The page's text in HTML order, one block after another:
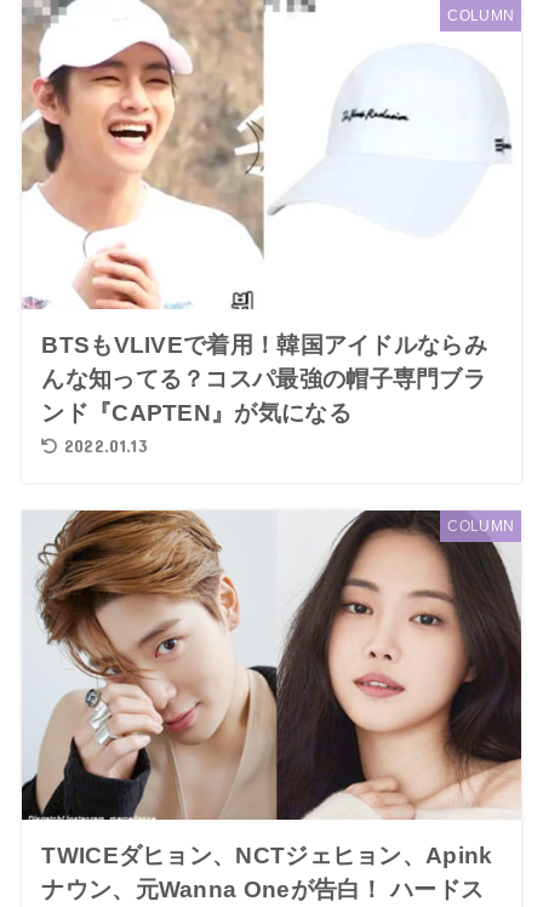
COLUMN
BTSもVLIVEで着用！韓国アイドルならみ
んな知ってる？コスパ最強の帽子専門ブラ
ンド『CAPTEN』が気になる
2022.01.13
COLUMN
TWICEダヒョン、NCTジェヒョン、Apink
ナウン、元Wanna Oneが告白！ ハードス